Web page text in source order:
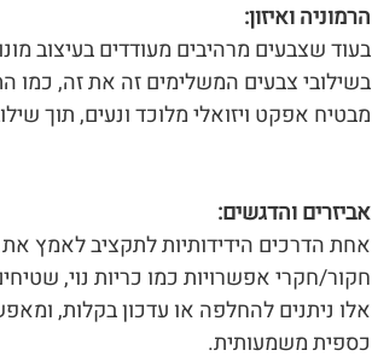
הרמוניה ואיזון:
בעוד שצבעים מרהיבים מעודדים בעיצוב
בשילובי צבעים המשלימים זה את זה, כמו
מבטיח אפקט ויזואלי מלוכד ונעים, תוך
אביזרים והדגשים:
אחת הדרכים הידידותיות לתקציב לאמץ את
חקור/חקרי אפשרויות כמו כריות נוי,
אלו ניתנים להחלפה או עדכון בקלות,
כספית משמעותית.